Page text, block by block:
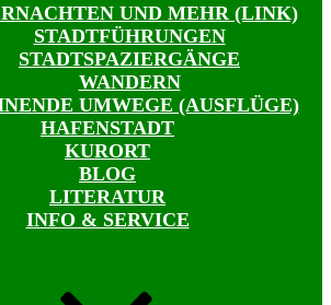
UND MEHR (LINK)
STADTFÜHRUNGEN
STADTSPAZIERGÄNGE
WANDERN
UMWEGE (AUSFLÜGE)
HAFENSTADT
KURORT
BLOG
LITERATUR
INFO & SERVICE